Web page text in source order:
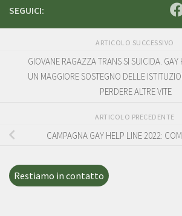
SEGUICI:
ARTICOLO SUCCESSIVO
GIOVANE RAGAZZA TRANS SI SUICIDA. GAY
UN MAGGIORE SOSTEGNO DELLE
PERDERE ALTRE VITE
ARTICOLO PRECEDENTE
CAMPAGNA GAY HELP LINE 2022:
Restiamo in contatto